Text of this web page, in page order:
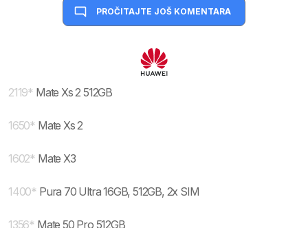
PROČITAJTE JOŠ KOMENTARA
2119* Mate Xs 2 512GB
1650* Mate Xs 2
1602* Mate X3
1400* Pura 70 Ultra 16GB, 512GB, 2x SIM
1356* Mate 50 Pro 512GB